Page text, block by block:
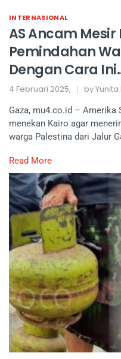
INTERNASIONAL
AS Ancam Mesir
Pemindahan
Dengan Cara
4 Februari 2025, by
Gaza, mu4.co.id – Amerika
menekan Kairo agar
warga Palestina dari Jalur
Read More